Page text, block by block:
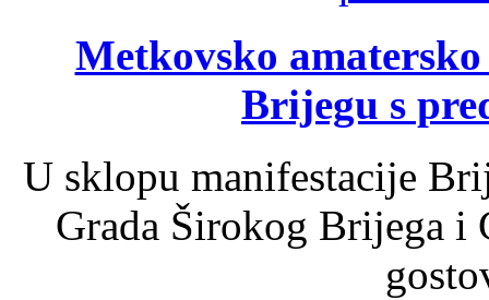
Metkovsko
Brijegu s
U sklopu manifestacije
Grada Širokog Brijega